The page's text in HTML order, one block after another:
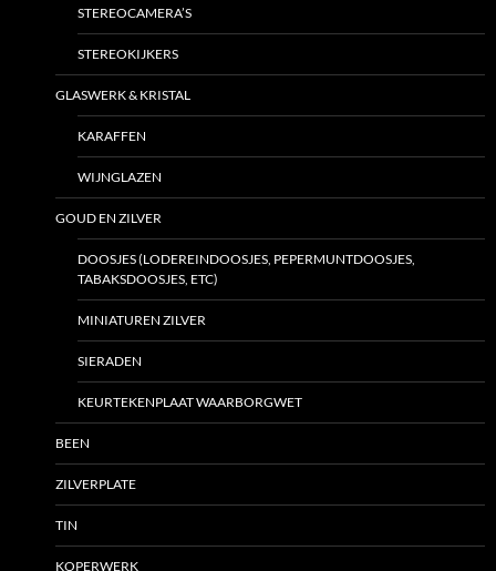
STEREOCAMERA’S
STEREOKIJKERS
GLASWERK & KRISTAL
KARAFFEN
WIJNGLAZEN
GOUD EN ZILVER
DOOSJES (LODEREINDOOSJES, PEPERMUNTDOOSJES,
TABAKSDOOSJES, ETC)
MINIATUREN ZILVER
SIERADEN
KEURTEKENPLAAT WAARBORGWET
BEEN
ZILVERPLATE
TIN
KOPERWERK